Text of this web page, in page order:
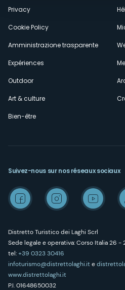
Privacy
Cookie Policy
Amministrazione trasparente
Expériences
Outdoor
Art & culture
Bien-être
Distretto Turistico dei Laghi Scrl
Sede legale e operativa: Corso Italia 26 -
tel:+39 0323 30416
infoturismo@distrettolaghi.ite
www.distrettolaghi.it
P.I. 01648650032
Suivez-nous sur nos réseaux sociaux